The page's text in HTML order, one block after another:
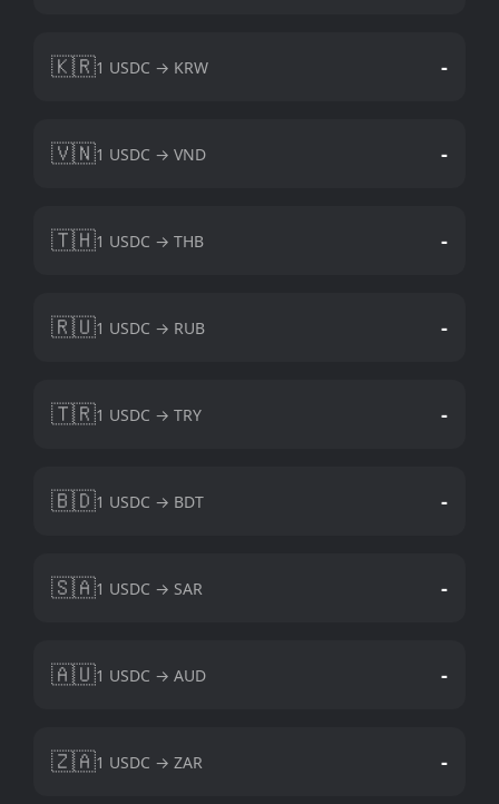
🇰🇷1 USDC → KRW -
🇻🇳1 USDC → VND -
🇹🇭1 USDC → THB -
🇷🇺1 USDC → RUB -
🇹🇷1 USDC → TRY -
🇧🇩1 USDC → BDT -
🇸🇦1 USDC → SAR -
🇦🇺1 USDC → AUD -
🇿🇦1 USDC → ZAR -